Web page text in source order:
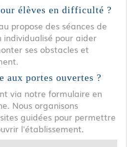
élèves en difficulté ?
propose des séances de
pour aider
ses obstacles et
aux portes ouvertes ?
via notre formulaire en
Nous organisons
guidées pour permettre
l'établissement.